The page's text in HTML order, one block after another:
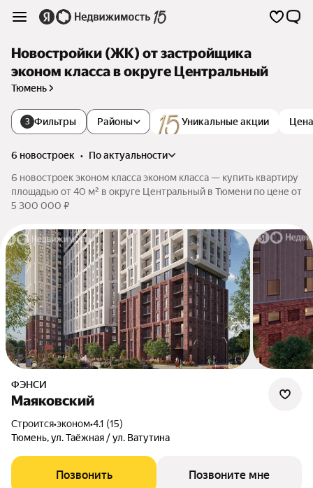
Новостройки (ЖК) от застройщика
эконом класса в округе Центральный
Тюмень
3 Фильтры Уникальные акции Цена
Районы
6 новостроек •
по актуальности
6 новостроек эконом класса эконом класса — купить квартиру
площадью от 40 м² в округе Центральный в Тюмени по цене от
5 300 000 ₽
ФЭНСИ
Маяковский
Строится•эконом•4.1 (15)
Тюмень, ул. Таёжная / ул. Ватутина
Позвонить Позвоните мне